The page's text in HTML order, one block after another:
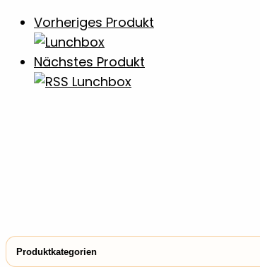
Vorheriges Produkt
Nächstes Produkt
Produktkategorien